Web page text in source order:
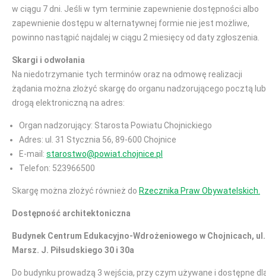
w ciągu 7 dni. Jeśli w tym terminie zapewnienie dostępności albo
zapewnienie dostępu w alternatywnej formie nie jest możliwe,
powinno nastąpić najdalej w ciągu 2 miesięcy od daty zgłoszenia.
Skargi i odwołania
Na niedotrzymanie tych terminów oraz na odmowę realizacji
żądania można złożyć skargę do organu nadzorującego pocztą lub
drogą elektroniczną na adres:
Organ nadzorujący: Starosta Powiatu Chojnickiego
Adres: ul. 31 Stycznia 56, 89-600 Chojnice
E-mail: starostwo@powiat.chojnice.pl
Telefon: 523966500
Skargę można złożyć również do Rzecznika Praw Obywatelskich.
Dostępność architektoniczna
Budynek Centrum Edukacyjno-Wdrożeniowego w Chojnicach, ul.
Marsz. J. Piłsudskiego 30 i 30a
Do budynku prowadzą 3 wejścia, przy czym używane i dostępne